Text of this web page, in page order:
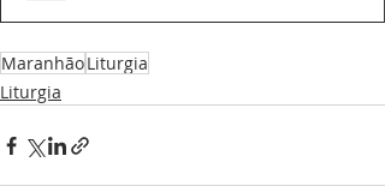
MaranhãoLiturgia
Liturgia